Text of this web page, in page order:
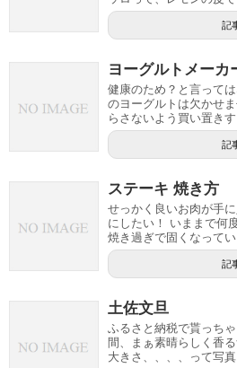
記
ヨーグルトメーカ
健康のため？と言って
のヨーグルトは欠かせ
らさないよう買い置き
記
ステーキ 焼き方
せっかく良いお肉が手
にしたい！ いままで何
焼き過ぎで固くなって
記
土佐文旦
ふるさと納税で貰っち
間、まぁ素晴らしく香
大きさ、、、、って写